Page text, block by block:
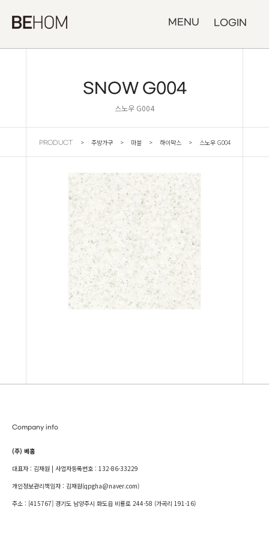
MENU LOGIN
SNOW G004
스노우 G004
PRODUCT > 주방가구 > 마블 > 하이막스 > 스노우 G004
Company info
(주) 베홈
대표자 : 김재원 | 사업자등록번호 : 132-86-33229
개인정보관리책임자 : 김재원(qpgha@naver.com)
주소 : [415767] 경기도 남양주시 화도읍 비룡로 244-58 (가곡리 191-16)